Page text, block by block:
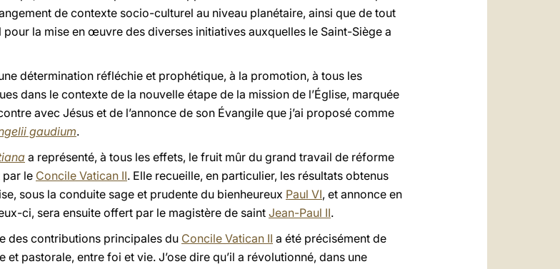
de contexte socio-culturel au niveau planétaire, ainsi que de tout
la mise en œuvre des diverses initiatives auxquelles le Saint-Siège a
détermination réfléchie et prophétique, à la promotion, à tous les
dans le contexte de la nouvelle étape de la mission de l’Église, marquée
avec Jésus et de l’annonce de son Évangile que j’ai proposé comme
gaudium.
a représenté, à tous les effets, le fruit mûr du grand travail de réforme
par le Concile Vatican II. Elle recueille, en particulier, les résultats obtenus
sous la conduite sage et prudente du bienheureux Paul VI, et annonce en
ci, sera ensuite offert par le magistère de saint Jean-Paul II.
des contributions principales du Concile Vatican II a été précisément de
pastorale, entre foi et vie. J’ose dire qu’il a révolutionné, dans une